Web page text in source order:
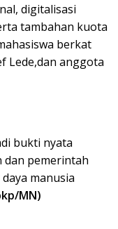
digitalisasi
tambahan kuota
berkat
Lede,dan anggota
bukti nyata
dan pemerintah
manusia
MN)